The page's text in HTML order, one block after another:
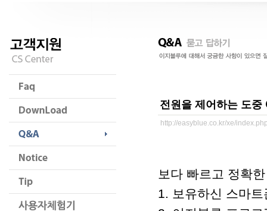
전원을 제어하는 도중
http://easyblue.co.kr/xe/
보다 빠르고 정확
1. 보유하신 스마